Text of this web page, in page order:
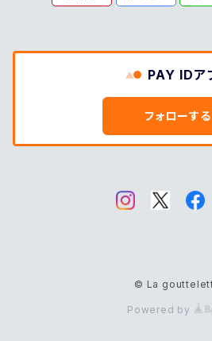
PAY IDア
フォローする
© La
Powered by